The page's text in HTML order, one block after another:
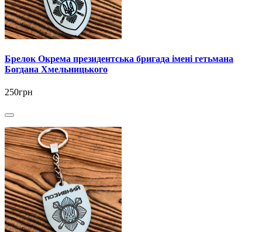
Брелок Окрема президентська бригада імені гетьмана
Богдана Хмельницького
250грн